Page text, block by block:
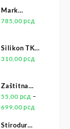
Mark
Univerzalno
785,00рсд
Silikon TKK
Universal
310,00рсд
Zaštitna
Folija
55,00 рсд –
699,00рсд
Stirodur